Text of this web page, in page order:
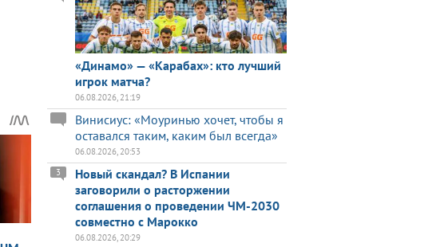
«Динамо» — «Карабах»: кто лучший
игрок матча?
06.08.2026, 21:19
Винисиус: «Моуринью хочет, чтобы я
оставался таким, каким был всегда»
06.08.2026, 20:53
Новый скандал? В Испании
заговорили о расторжении
соглашения о проведении ЧМ-2030
совместно с Марокко
3
06.08.2026, 20:29